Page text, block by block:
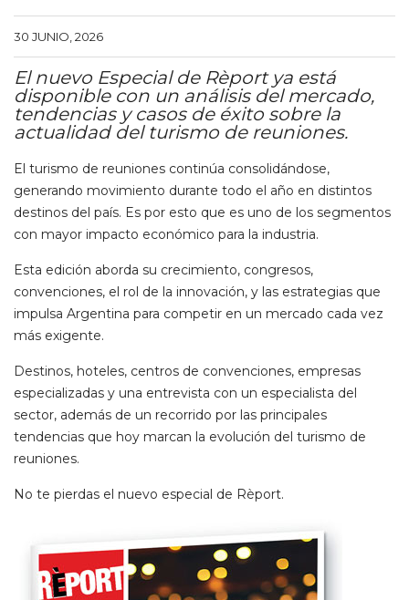
30 JUNIO, 2026
El nuevo Especial de Rèport ya está
disponible con un análisis del mercado,
tendencias y casos de éxito sobre la
actualidad del turismo de reuniones.
El turismo de reuniones continúa consolidándose,
generando movimiento durante todo el año en distintos
destinos del país. Es por esto que es uno de los segmentos
con mayor impacto económico para la industria.
Esta edición aborda su crecimiento, congresos,
convenciones, el rol de la innovación, y las estrategias que
impulsa Argentina para competir en un mercado cada vez
más exigente.
Destinos, hoteles, centros de convenciones, empresas
especializadas y una entrevista con un especialista del
sector, además de un recorrido por las principales
tendencias que hoy marcan la evolución del turismo de
reuniones.
No te pierdas el nuevo especial de Rèport.